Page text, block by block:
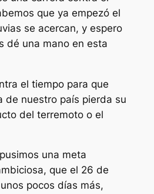
que ya empezó el
se acercan, y espero
dé una mano en esta
el tiempo para que
de nuestro país pierda su
del terremoto o el
una meta
que el 26 de
pocos días más,